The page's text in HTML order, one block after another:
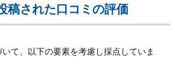
稿された口コミの評価
て、以下の要素を考慮し採点していま